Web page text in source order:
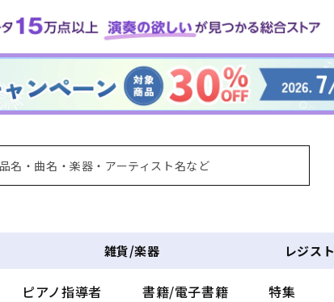
ピアノ指導者 書籍/電子書籍 特集
雑貨/楽器 レジスト